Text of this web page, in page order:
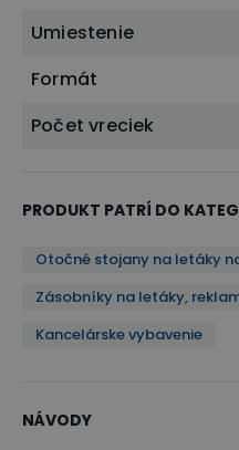
Umiestenie
Formát
Počet vreciek
PRODUKT PATRÍ DO
Otočné stojany na letáky
Zásobníky na letáky,
Kancelárske vybavenie
NÁVODY